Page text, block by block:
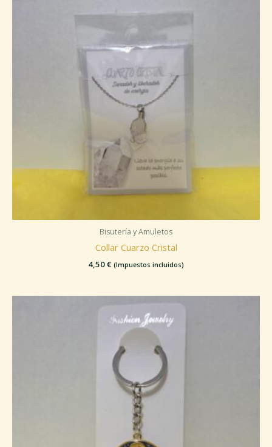
Bisutería y Amuletos
Collar Cuarzo Cristal
4,50€ (Impuestos incluidos)